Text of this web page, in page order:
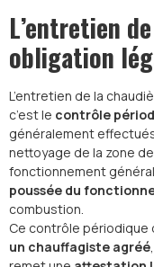
L’entretien
obligation
L’entretien de la
c’est le contrôle
généralement effectués
nettoyage de la zone
fonctionnement
poussée du
combustion.
Ce contrôle périodique
un chauffagiste agréé